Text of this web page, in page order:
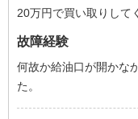
20万円で買い取りして
故障経験
何故か給油口が開かな
た。